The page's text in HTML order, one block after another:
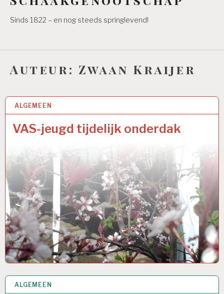
Sinds 1822 – en nog steeds springlevend!
Auteur: Zwaan Kraijer
ALGEMEEN
VAS-jeugd tijdelijk onderdak
3 MEI 2021
ALGEMEEN
3 MEI 2021